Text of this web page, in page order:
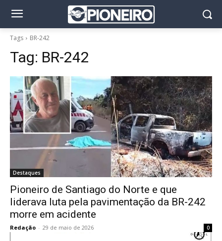
Tags BR-242
Tag: BR-242
Destaques
Pioneiro de Santiago do Norte e que
liderava luta pela pavimentação da BR-242
morre em acidente
Redação - 29 de maio de 2026 0